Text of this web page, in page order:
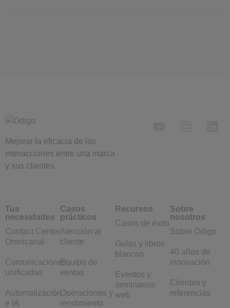
Mejorar la eficacia de las
interacciones entre una marca
y sus clientes
Tus
necesidades
Contact Center
Omnicanal
Comunicaciones
unificadas
Automatización
e IA
Casos
prácticos
Atención al
cliente
Equipo de
ventas
Operaciones y
rendimiento
Recursos
Casos de éxito
Guías y libros
blancos
Eventos y
seminarios
web
Sobre
nosotros
Sobre Odigo
40 años de
innovación
Clientes y
referencias